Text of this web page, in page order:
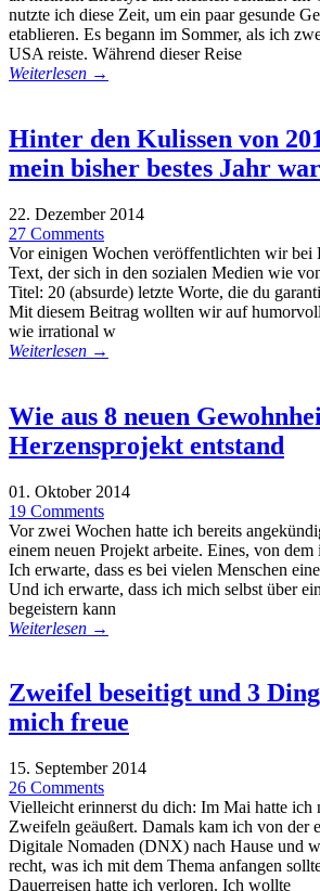
nutzte ich diese Zeit, um ein paar gesunde
etablieren. Es begann im Sommer, als ich
USA reiste. Während dieser Reise
Weiterlesen →
Hinter den Kulissen von
mein bisher bestes Jahr war
22. Dezember 2014
27 Comments
Vor einigen Wochen veröffentlichten wir bei
Text, der sich in den sozialen Medien wie
Titel: 20 (absurde) letzte Worte, die du
Mit diesem Beitrag wollten wir auf
wie irrational w
Weiterlesen →
Wie aus 8 neuen
Herzensprojekt entstand
01. Oktober 2014
19 Comments
Vor zwei Wochen hatte ich bereits
einem neuen Projekt arbeite. Eines, von
Ich erwarte, dass es bei vielen Menschen
Und ich erwarte, dass ich mich selbst über
begeistern kann
Weiterlesen →
Zweifel beseitigt und 3
mich freue
15. September 2014
26 Comments
Vielleicht erinnerst du dich: Im Mai hatte ich
Zweifeln geäußert. Damals kam ich von der
Digitale Nomaden (DNX) nach Hause und
recht, was ich mit dem Thema anfangen
Dauerreisen hatte ich verloren. Ich wollte